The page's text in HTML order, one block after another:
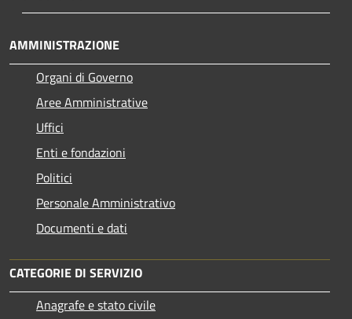
AMMINISTRAZIONE
Organi di Governo
Aree Amministrative
Uffici
Enti e fondazioni
Politici
Personale Amministrativo
Documenti e dati
CATEGORIE DI SERVIZIO
Anagrafe e stato civile